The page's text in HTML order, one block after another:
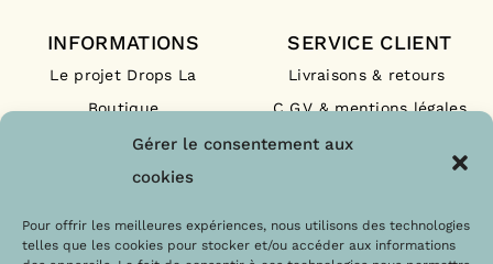
Gérer le consentement aux
cookies
Pour offrir les meilleures expériences, nous utilisons des technologies
telles que les cookies pour stocker et/ou accéder aux informations
INFORMATIONS
Le projet Drops La
Boutique
Nos engagements
Les labels
SERVICE CLIENT
Livraisons & retours
C.G.V & mentions légales
F.A.Q